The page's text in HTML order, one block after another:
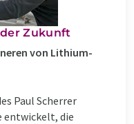
Zukunft
von Lithium-
Paul Scherrer
entwickelt, die